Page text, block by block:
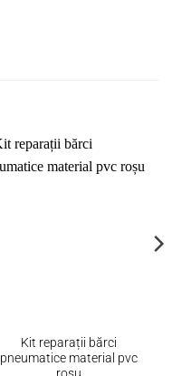
Kit reparații bărci
pneumatice material pvc